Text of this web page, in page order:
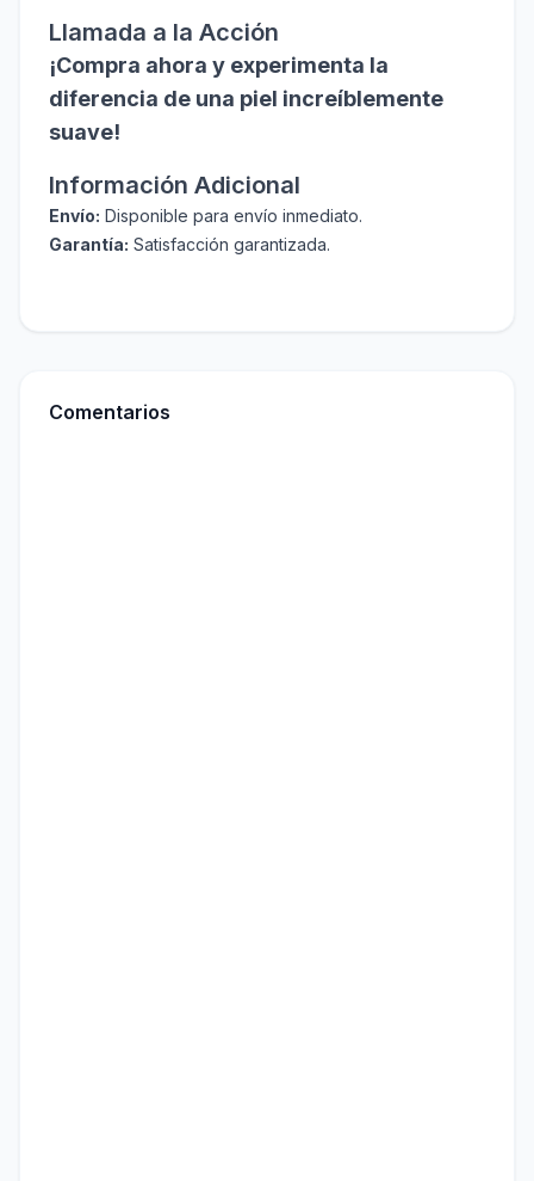
Llamada a la Acción
¡Compra ahora y experimenta la
diferencia de una piel increíblemente
suave!
Información Adicional
Envío: Disponible para envío inmediato.
Garantía: Satisfacción garantizada.
Comentarios